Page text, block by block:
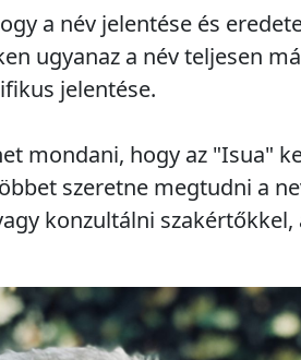
a név jelentése és
ugyanaz a név teljesen
jelentése.
mondani, hogy az "Isua"
szeretne megtudni a
konzultálni